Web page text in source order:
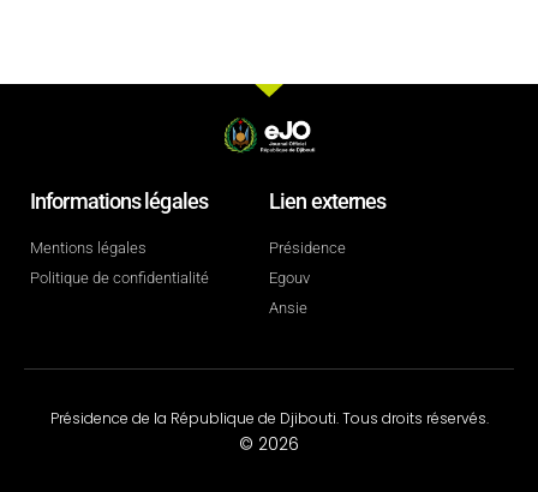
Informations légales
Mentions légales
Politique de confidentialité
Lien externes
Présidence
Egouv
Ansie
Présidence de la République de Djibouti. Tous droits réservés.
© 2026